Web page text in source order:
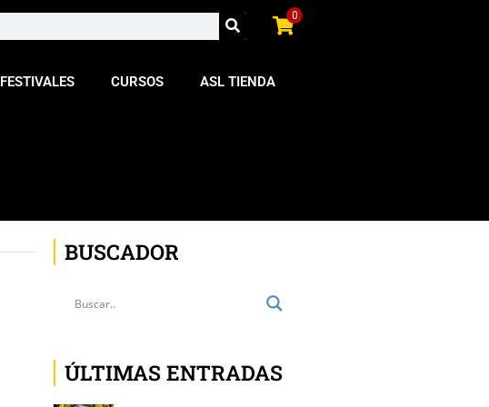
0
FESTIVALES CURSOS ASL TIENDA
BUSCADOR
ÚLTIMAS ENTRADAS